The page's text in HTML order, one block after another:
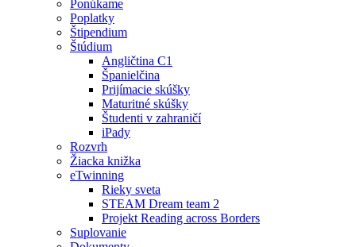
Ponúkame
Poplatky
Štipendium
Štúdium
Angličtina C1
Španielčina
Prijímacie skúšky
Maturitné skúšky
Študenti v zahraničí
iPady
Rozvrh
Žiacka knižka
eTwinning
Rieky sveta
STEAM Dream team 2
Projekt Reading across Borders
Suplovanie